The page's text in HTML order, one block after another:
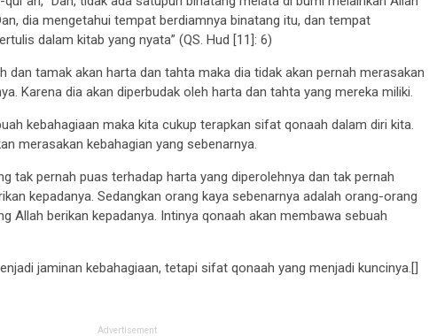
dia mengetahui tempat berdiamnya binatang itu, dan tempat
dalam kitab yang nyata” (QS. Hud [11]: 6)
dan tamak akan harta dan tahta maka dia tidak akan pernah merasakan
Karena dia akan diperbudak oleh harta dan tahta yang mereka miliki.
kebahagiaan maka kita cukup terapkan sifat qonaah dalam diri kita.
merasakan kebahagian yang sebenarnya.
tak pernah puas terhadap harta yang diperolehnya dan tak pernah
kepadanya. Sedangkan orang kaya sebenarnya adalah orang-orang
Allah berikan kepadanya. Intinya qonaah akan membawa sebuah
jaminan kebahagiaan, tetapi sifat qonaah yang menjadi kuncinya.[]
Advertisement